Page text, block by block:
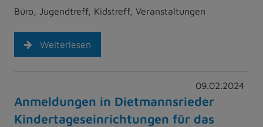
Büro, Jugendtreff, Kidstreff, Veranstaltungen
Weiterlesen
09.02.2024
Anmeldungen in Dietmannsrieder
Kindertageseinrichtungen für das